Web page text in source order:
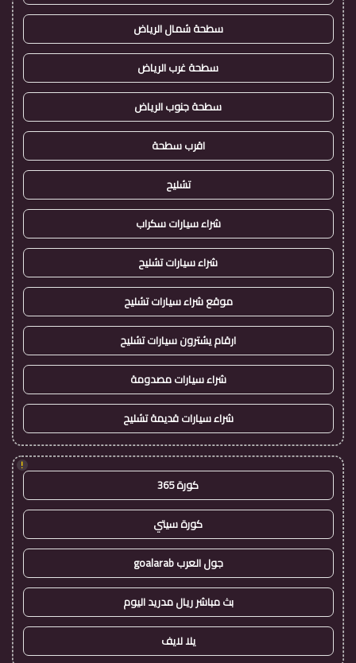
سطحة شمال الرياض
سطحة غرب الرياض
سطحة جنوب الرياض
اقرب سطحة
تشليح
شراء سيارات سكراب
شراء سيارات تشليح
موقع شراء سيارات تشليح
ارقام يشترون سيارات تشليح
شراء سيارات مصدومة
شراء سيارات قديمة تشليح
!
كورة 365
كورة سيتي
جول العرب goalarab
بث مباشر ريال مدريد اليوم
يلا لايف